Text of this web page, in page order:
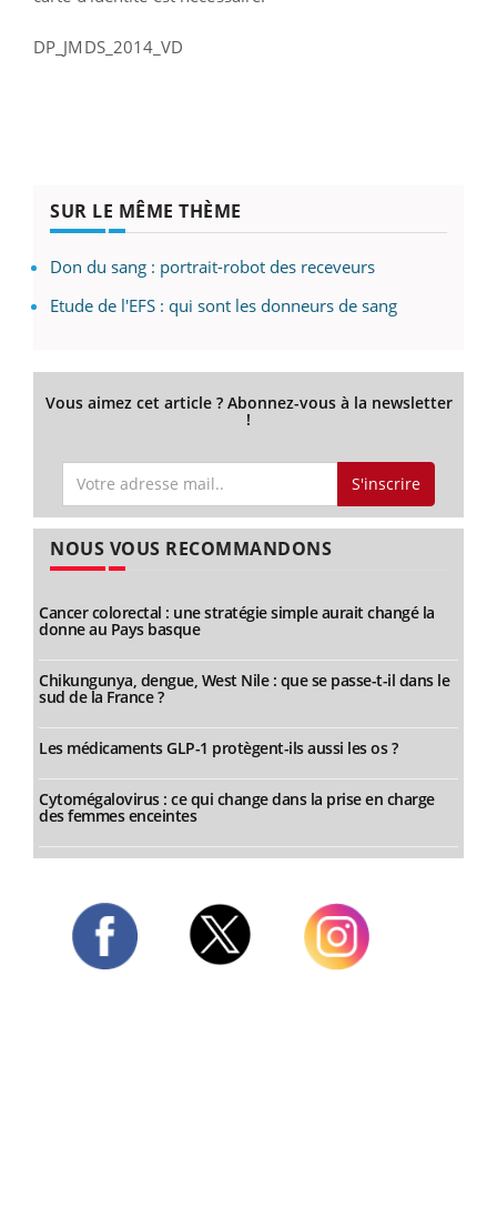
DP_JMDS_2014_VD
SUR LE MÊME THÈME
Don du sang : portrait-robot des receveurs
Etude de l'EFS : qui sont les donneurs de sang
Vous aimez cet article ? Abonnez-vous à la newsletter
!
S'inscrire
NOUS VOUS RECOMMANDONS
Cancer colorectal : une stratégie simple aurait changé la
donne au Pays basque
Chikungunya, dengue, West Nile : que se passe-t-il dans le
sud de la France ?
Les médicaments GLP-1 protègent-ils aussi les os ?
Cytomégalovirus : ce qui change dans la prise en charge
des femmes enceintes